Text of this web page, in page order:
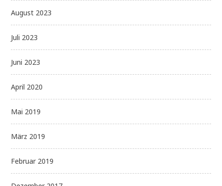
August 2023
Juli 2023
Juni 2023
April 2020
Mai 2019
März 2019
Februar 2019